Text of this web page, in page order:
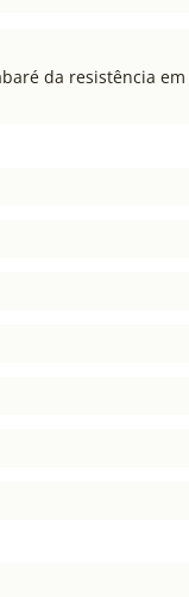
da resistência em